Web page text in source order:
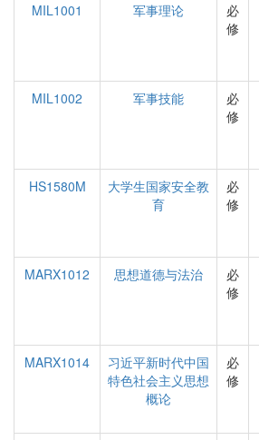
MIL1001 军事理论
必
修
MIL1002
军事技能
必
修
HS1580M
大学生国家安全教
育
必
修
MARX1012
思想道德与法治
必
修
MARX1014
习近平新时代中国
特色社会主义思想
概论
必
修